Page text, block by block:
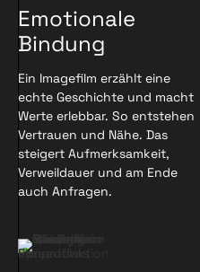
Emotionale
Bindung
Ein Imagefilm erzählt eine
echte Geschichte und macht
Werte erlebbar. So entstehen
Vertrauen und Nähe. Das
steigert Aufmerksamkeit,
Verweildauer und am Ende
auch Anfragen.